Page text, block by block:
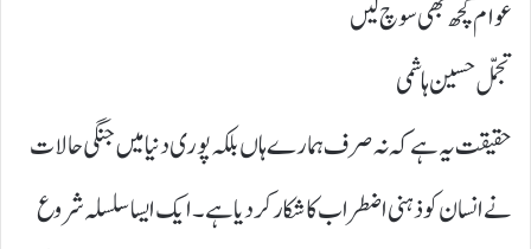
عوام کچھ بھی سوچ لیں
تجمّل حسین ہاشمی
حقیقت یہ ہے کہ نہ صرف ہمارے ہاں بلکہ پوری دنیا میں جنگی حالات
نے انسان کو ذہنی اضطراب کا شکار کر دیا ہے۔ ایک ایسا سلسلہ شروع